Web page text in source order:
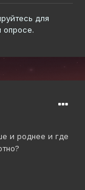
для
опросе.
и роднее и где